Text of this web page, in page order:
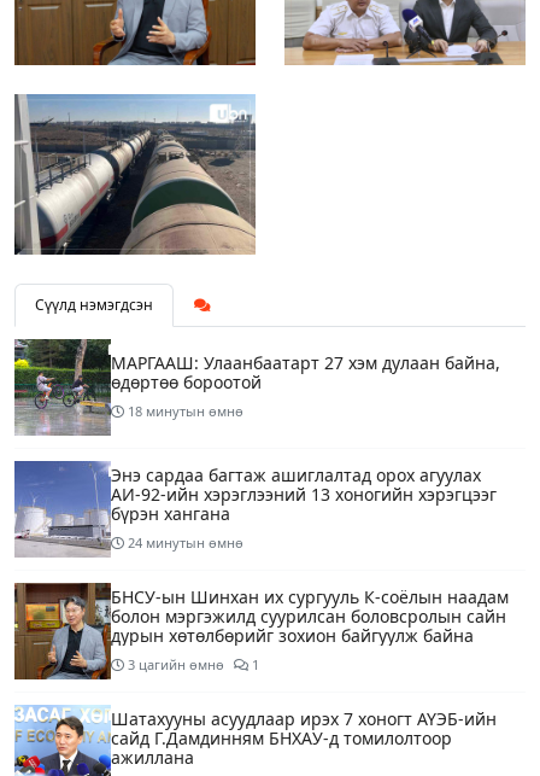
Сүүлд нэмэгдсэн
МАРГААШ: Улаанбаатарт 27 хэм дулаан байна,
өдөртөө бороотой
18 минутын өмнө
Энэ сардаа багтаж ашиглалтад орох агуулах
АИ-92-ийн хэрэглээний 13 хоногийн хэрэгцээг
бүрэн хангана
24 минутын өмнө
БНСУ-ын Шинхан их сургууль К-соёлын наадам
болон мэргэжилд суурилсан боловсролын сайн
дурын хөтөлбөрийг зохион байгуулж байна
3 цагийн өмнө 1
Шатахууны асуудлаар ирэх 7 хоногт АҮЭБ-ийн
сайд Г.Дамдинням БНХАУ-д томилолтоор
ажиллана